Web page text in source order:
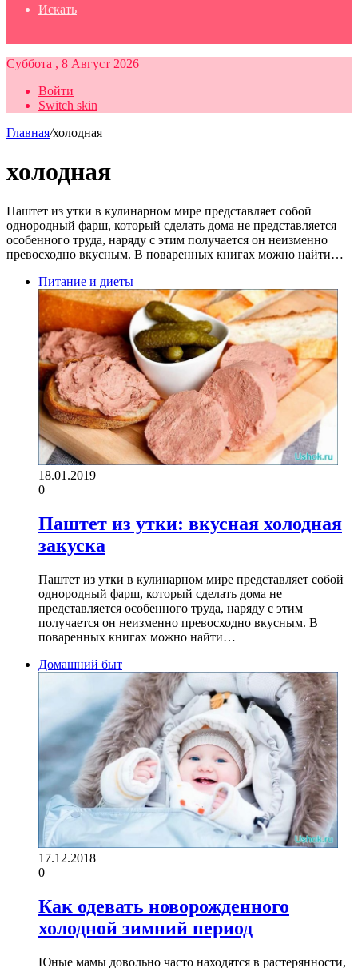
Искать
Суббота , 8 Август 2026
Войти
Switch skin
Главная/холодная
холодная
Паштет из утки в кулинарном мире представляет собой
однородный фарш, который сделать дома не представляется
особенного труда, наряду с этим получается он неизменно
превосходно вкусным. В поваренных книгах можно найти…
Питание и диеты
18.01.2019
0
Паштет из утки: вкусная холодная
закуска
Паштет из утки в кулинарном мире представляет собой
однородный фарш, который сделать дома не
представляется особенного труда, наряду с этим
получается он неизменно превосходно вкусным. В
поваренных книгах можно найти…
Домашний быт
17.12.2018
0
Как одевать новорожденного
холодной зимний период
Юные мамы довольно часто находятся в растерянности,